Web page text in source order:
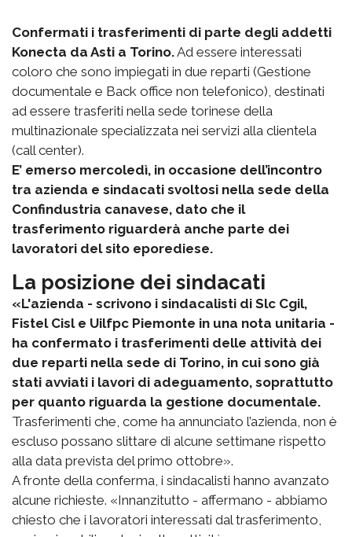
Confermati i trasferimenti di parte degli addetti
Konecta da Asti a Torino.Ad essere interessati
coloro che sono impiegati in due reparti (Gestione
documentale e Back office non telefonico), destinati
ad essere trasferiti nella sede torinese della
multinazionale specializzata nei servizi alla clientela
(call center).
E’ emerso mercoledì, in occasione dell’incontro
tra azienda e sindacati svoltosi nella sede della
Confindustria canavese, dato che il
trasferimento riguarderà anche parte dei
lavoratori del sito eporediese.
La posizione dei sindacati
«L'azienda - scrivono i sindacalisti di Slc Cgil,
Fistel Cisl e Uilfpc Piemonte in una nota unitaria -
ha confermato i trasferimenti delle attività dei
due reparti nella sede di Torino, in cui sono già
stati avviati i lavori di adeguamento, soprattutto
per quanto riguarda la gestione documentale.
Trasferimenti che, come ha annunciato l’azienda, non è
escluso possano slittare di alcune settimane rispetto
alla data prevista del primo ottobre».
A fronte della conferma, i sindacalisti hanno avanzato
alcune richieste. «Innanzitutto - affermano - abbiamo
chiesto che i lavoratori interessati dal trasferimento,